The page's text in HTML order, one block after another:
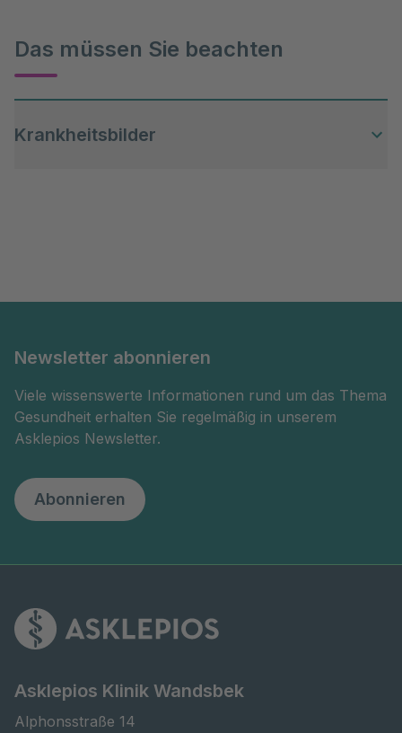
Das müssen Sie beachten
Krankheitsbilder
Newsletter abonnieren
Viele wissenswerte Informationen rund um das Thema
Gesundheit erhalten Sie regelmäßig in unserem
Asklepios Newsletter.
Abonnieren
Asklepios Klinik Wandsbek
Alphonsstraße 14